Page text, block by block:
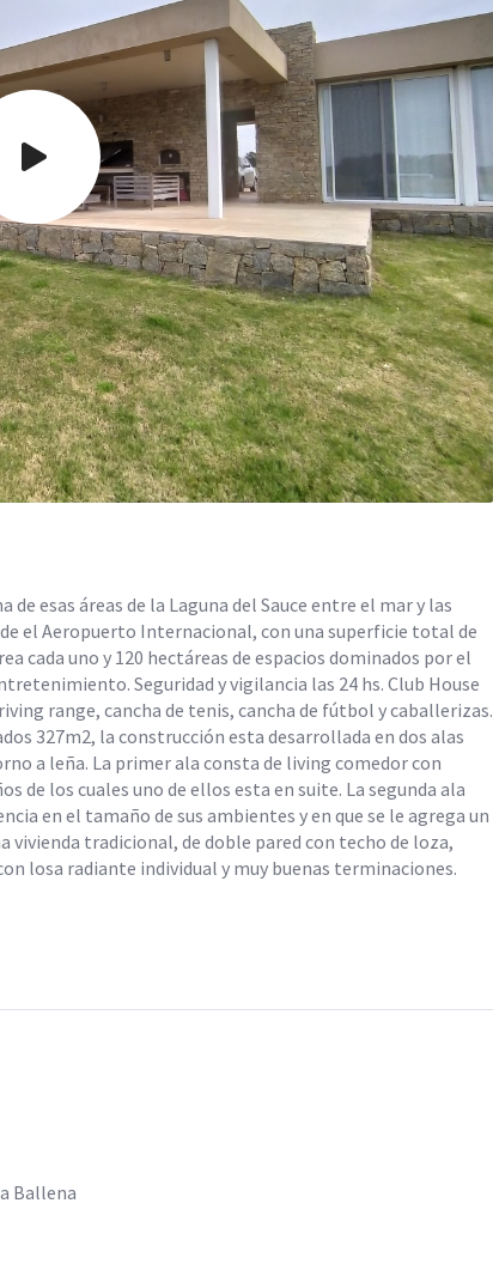
de esas áreas de la Laguna del Sauce entre el mar y las
el Aeropuerto Internacional, con una superficie total de
cada uno y 120 hectáreas de espacios dominados por el
Seguridad y vigilancia las 24 hs. Club House
range, cancha de tenis, cancha de fútbol y caballerizas.
327m2, la construcción esta desarrollada en dos alas
a leña. La primer ala consta de living comedor con
de los cuales uno de ellos esta en suite. La segunda ala
en el tamaño de sus ambientes y en que se le agrega un
tradicional, de doble pared con techo de loza,
losa radiante individual y muy buenas terminaciones.
Ballena